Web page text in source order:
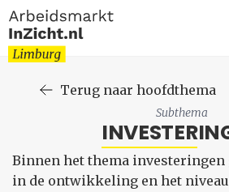
Terug naar hoofdthema
Subthema
Binnen het thema
in de ontwikkeling en het